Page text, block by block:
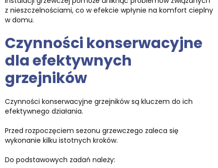
z nieszczelnościami, co w efekcie wpłynie na komfort cieplny
w domu.
Czynności konserwacyjne
dla efektywnych
grzejników
Czynności konserwacyjne grzejników są kluczem do ich
efektywnego działania.
Przed rozpoczęciem sezonu grzewczego zaleca się
wykonanie kilku istotnych kroków.
Do podstawowych zadań należy: